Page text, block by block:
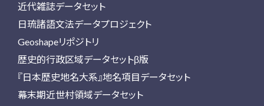
近代雑誌データセット
日琉諸語文法データプロジェクト
Geoshapeリポジトリ
歴史的行政区域データセットβ版
『日本歴史地名大系』地名項目データセット
幕末期近世村領域データセット